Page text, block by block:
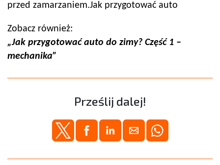
przed zamarzaniem.Jak przygotować auto
Zobacz również:
„Jak przygotować auto do zimy? Część 1 –
mechanika”
Prześlij dalej!